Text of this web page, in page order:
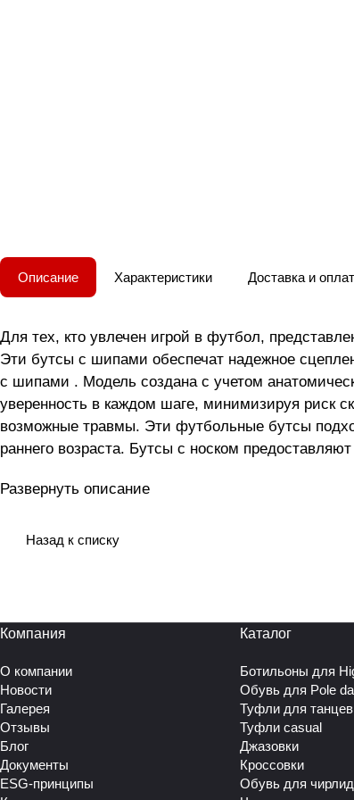
Описание Характеристики Доставка и
Для тех, кто увлечен игрой в футбол,
Эти бутсы с шипами обеспечат надежное
с шипами . Модель создана с учетом
уверенность в каждом шаге, минимизируя риск
возможные травмы. Эти футбольные бутсы
раннего возраста. Бутсы с носком
Специально разработанные бутсы для мальчика
полей и спортивных площадок станут
Развернуть описание
Назад к списку
Компания
О компании
Новости
Галерея
Отзывы
Блог
Документы
ESG-принципы
Каталог
Ботильоны для
Обувь для Pole
Туфли для танцев
Туфли casual
Джазовки
Кроссовки
Обувь для